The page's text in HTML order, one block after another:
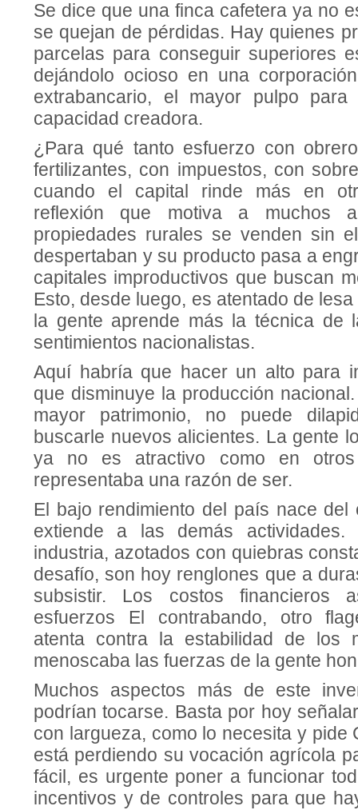
Se dice que una finca cafetera ya no
se quejan de pérdi­das. Hay quienes
parcelas para conseguir superiores
dejándolo ocioso en una
extrabancario, el mayor pulpo
capacidad creadora.
¿Para qué tanto esfuerzo con
fertilizantes, con impuestos, con
cuando el capital rinde más en
reflexión que motiva a muchos
propiedades rurales se venden sin
despertaban y su producto pasa a
capi­tales improductivos que buscan
Esto, desde luego, es atentado de
la gente aprende más la técnica de
sentimientos nacionalistas.
Aquí habría que hacer un alto para
que disminuye la producción
mayor pa­trimonio, no puede
buscarle nuevos alicientes. La gente
ya no es atractivo como en otros
representaba una razón de ser.
El bajo rendimiento del país nace
extiende a las demás
industria, azotados con quiebras
desafío, son hoy renglones que a
subsistir. Los costos financieros
esfuerzos El contrabando, otro
atenta contra la estabilidad de los
menoscaba las fuerzas de la gente
Muchos aspectos más de este
podrían tocarse. Basta por hoy
con largueza, como lo necesita y pide
está perdiendo su vocación agrícola
fácil, es urgente poner a funcionar
incentivos y de controles para que